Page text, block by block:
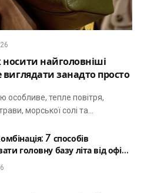
найголовніші
занадто просто
особливе, тепле повітря,
морської солі та…
7 способів
головну базу літа від офісу
вечері